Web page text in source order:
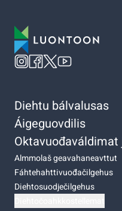
Diehtu bálvalusas
Áigeguovdilis
Almmolaš geavahaneavttut
Fáhtehahttivuođačilgehus
Diehtosuodječilgehus